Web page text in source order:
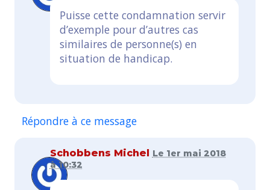
Puisse cette condamnation servir
d’exemple pour d’autres cas
similaires de personne(s) en
situation de handicap.
Répondre à ce message
Schobbens Michel
Le 1er mai 2018
à 10:32